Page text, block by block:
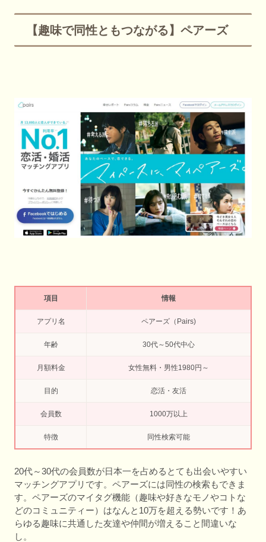
【趣味で同性ともつながる】ペアーズ
項目 情報
アプリ名 ペアーズ（Pairs)
年齢 30代～50代中心
月額料金 女性無料・男性1980円～
目的 恋活・友活
会員数 1000万以上
特徴 同性検索可能
20代～30代の会員数が日本一を占めるとても出会いやすい
マッチングアプリです。ペアーズには同性の検索もできま
す。ペアーズのマイタグ機能（趣味や好きなモノやコトな
どのコミュニティー）はなんと10万を超える勢いです！あ
らゆる趣味に共通した友達や仲間が増えること間違いな
し。